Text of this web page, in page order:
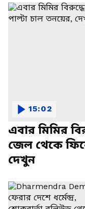
এবার মিমির
জেল থেকে
দেখুন
15:02